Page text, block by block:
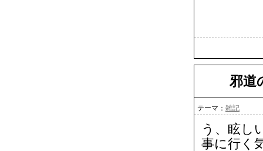
邪道
テーマ： 雑記
う、眩し
事に行く